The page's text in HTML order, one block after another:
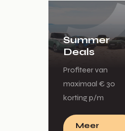
Summer
Deals
Profiteer van
maximaal € 30
korting p/m
Meer